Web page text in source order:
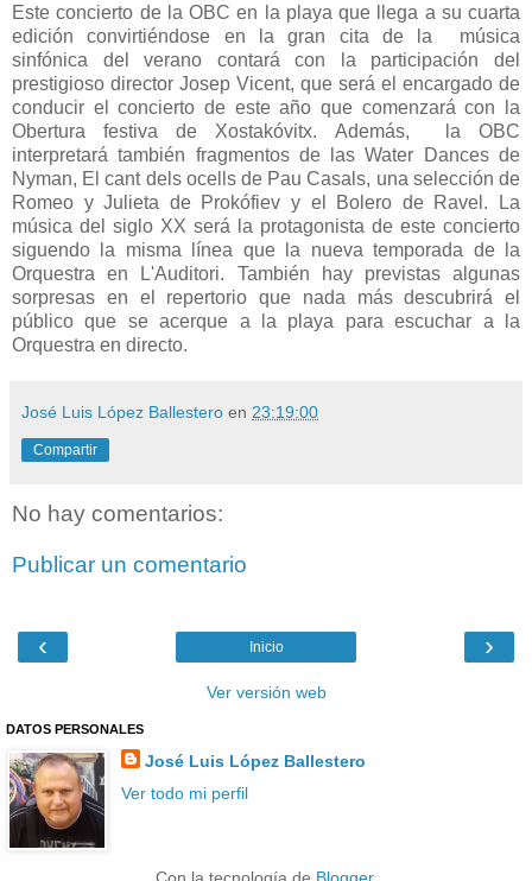
Este concierto de la OBC en la playa que llega a su cuarta
edición convirtiéndose en la gran cita de la música
sinfónica del verano contará con la participación del
prestigioso director Josep Vicent, que será el encargado de
conducir el concierto de este año que comenzará con la
Obertura festiva de Xostakóvitx. Además, la OBC
interpretará también fragmentos de las Water Dances de
Nyman, El cant dels ocells de Pau Casals, una selección de
Romeo y Julieta de Prokófiev y el Bolero de Ravel. La
música del siglo XX será la protagonista de este concierto
siguendo la misma línea que la nueva temporada de la
Orquestra en L'Auditori. También hay previstas algunas
sorpresas en el repertorio que nada más descubrirá el
público que se acerque a la playa para escuchar a la
Orquestra en directo.
José Luis López Ballestero en 23:19:00
Compartir
No hay comentarios:
Publicar un comentario
‹ ›
Inicio
Ver versión web
DATOS PERSONALES
José Luis López Ballestero
Ver todo mi perfil
Con la tecnología de Blogger.